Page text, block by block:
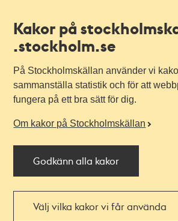
Kakor på
.stockholm.se
På Stockholmskällan använder vi
sammanställa statistik och för att
fungera på ett bra sätt för dig.
Om kakor på Stockholmskällan
Godkänn alla kakor
Välj vilka kakor vi får använda